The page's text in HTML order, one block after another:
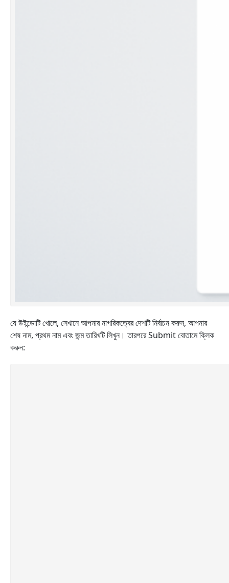
যে উইন্ডোটি খোলে, সেখানে আপনার নাগরিকত্বের দেশটি নির্বাচন করুন, আপনার
শেষ নাম, প্রথম নাম এবং জন্ম তারিখটি লিখুন। তারপরে Submit বোতামে ক্লিক
করুন: